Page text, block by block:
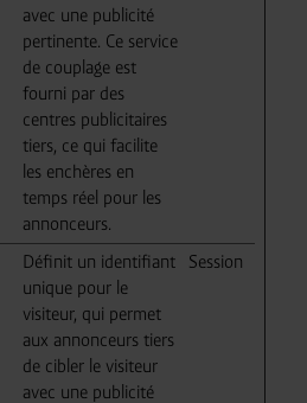
avec une publicité
pertinente. Ce service
de couplage est
fourni par des
centres publicitaires
tiers, ce qui facilite
les enchères en
temps réel pour les
annonceurs.
Définit un identifiant
unique pour le
visiteur, qui permet
aux annonceurs tiers
de cibler le visiteur
avec une publicité
Session